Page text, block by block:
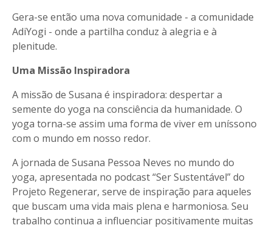
Gera-se então uma nova comunidade - a comunidade
AdiYogi - onde a partilha conduz à alegria e à
plenitude.
Uma Missão Inspiradora
A missão de Susana é inspiradora: despertar a
semente do yoga na consciência da humanidade. O
yoga torna-se assim uma forma de viver em uníssono
com o mundo em nosso redor.
A jornada de Susana Pessoa Neves no mundo do
yoga, apresentada no podcast “Ser Sustentável” do
Projeto Regenerar, serve de inspiração para aqueles
que buscam uma vida mais plena e harmoniosa. Seu
trabalho continua a influenciar positivamente muitas